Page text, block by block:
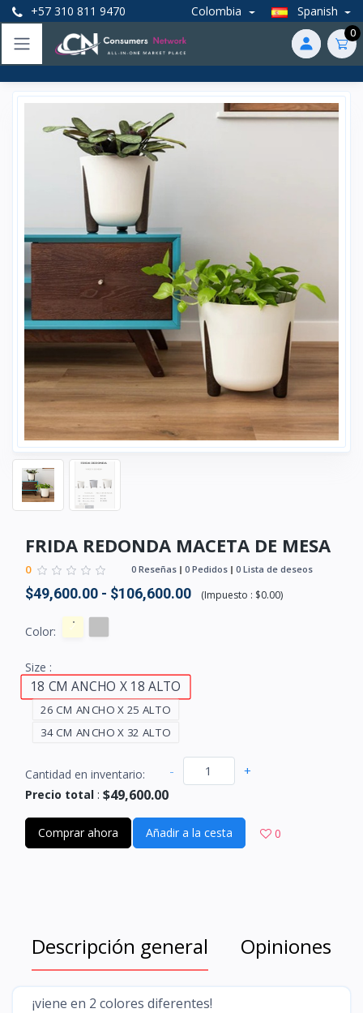
+57 310 811 9470 Colombia Spanish
0
FRIDA REDONDA MACETA DE MESA
0 0 Reseñas 0 Pedidos 0 Lista de deseos
$49,600.00 - $106,600.00 (Impuesto : $0.00)
Color:
Size :
18 CM ANCHO X 18 ALTO
26 CM ANCHO X 25 ALTO
34 CM ANCHO X 32 ALTO
Cantidad en inventario: - +
Precio total : $49,600.00
Comprar ahora Añadir a la cesta 0
Descripción general Opiniones
¡viene en 2 colores diferentes!